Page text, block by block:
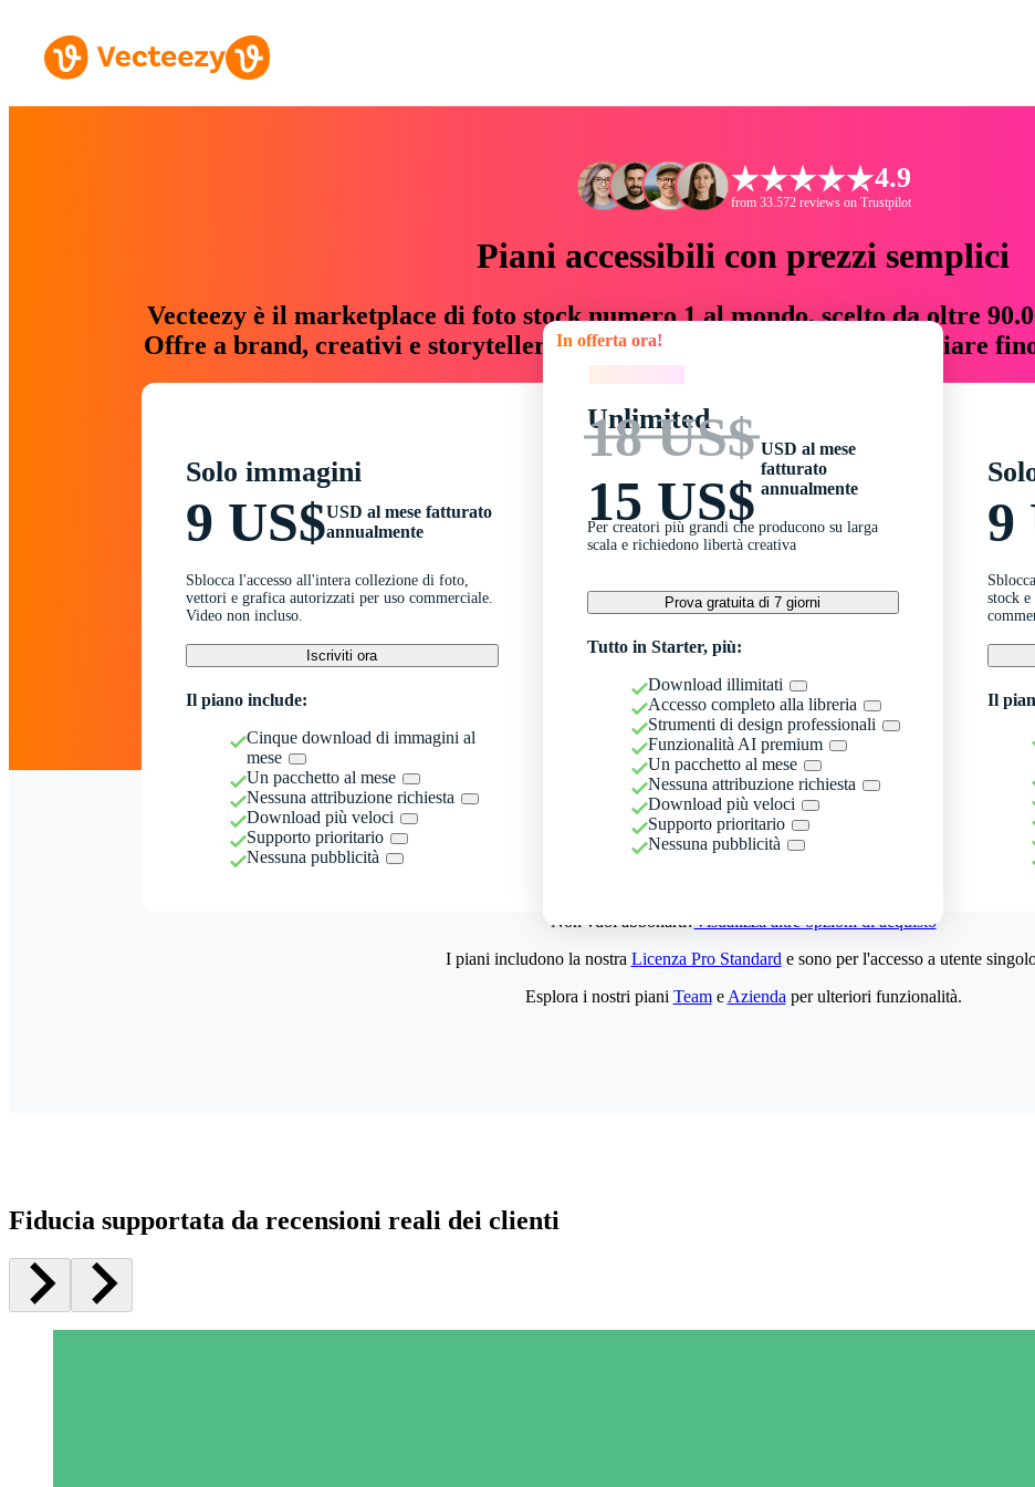
4.9
from 33.572 reviews on Trustpilot
Piani accessibili con prezzi semplici
Vecteezy è il marketplace di foto stock numero 1 al mondo, scelto da oltre
Offre a brand, creativi e storyteller risorse creative che fanno risparmiare
Solo immagini
9 US$USD al mese fatturato
annualmente
Sblocca l'accesso all'intera collezione di foto,
vettori e grafica autorizzati per uso commerciale.
Video non incluso.
Iscriviti ora
Il piano include:
Cinque download di immagini al
mese
Un pacchetto al mese
Nessuna attribuzione richiesta
Download più veloci
Supporto prioritario
Nessuna pubblicità
In offerta ora!
Unlimited
18 US$
15 US$
USD al mese
fatturato
annualmente
Per creatori più grandi che producono su larga
scala e richiedono libertà creativa
Prova gratuita di 7 giorni
Tutto in Starter, più:
Download illimitati
Accesso completo alla libreria
Strumenti di design professionali
Funzionalità AI premium
Un pacchetto al mese
Nessuna attribuzione richiesta
Download più veloci
Supporto prioritario
Nessuna pubblicità
9
stock
Il
Non vuoi abbonarti?Visualizza altre opzioni di acquisto
I piani includono la nostra Licenza Pro Standard e sono per l'accesso a utente
Esplora i nostri piani Teame Azienda per ulteriori funzionalità.
Fiducia supportata da recensioni reali dei clienti